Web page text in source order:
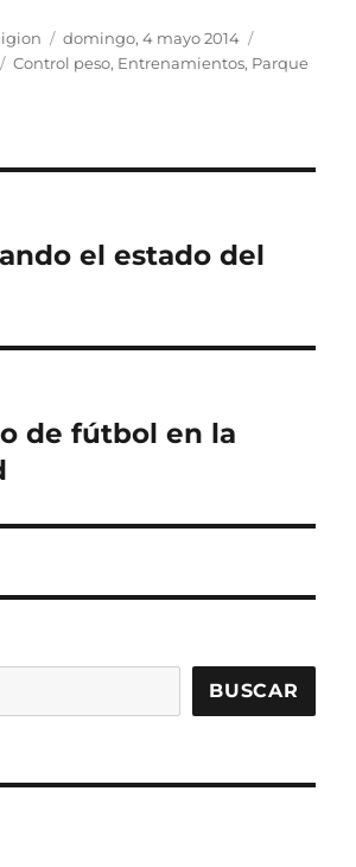
Publicado
el
domingo, 4 mayo 2014
Etiquetas
Control peso, Entrenamientos, Parque
el estado del
de fútbol en la
BUSCAR